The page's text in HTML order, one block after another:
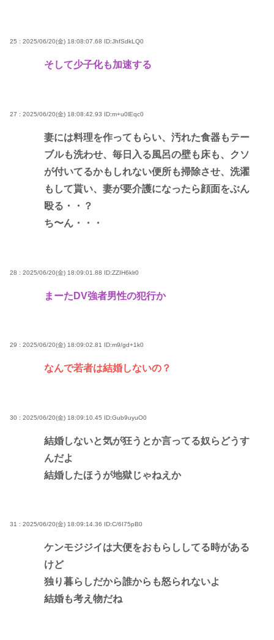
25 : 2025/06/20(金) 18:08:07.68 ID:JhfSdkLQ0
そして少子化も加速する
27 : 2025/06/20(金) 18:08:42.93 ID:m+u0lEqc0
妻には料理を作ってもらい、汚れた食器もテー
ブルも洗わせ、毎日入る風呂の壁も床も、クソ
が付いてるかもしれない便所も掃除させ、洗濯
もして貰い、妻が要介護になったら顔面をぶん
殴る・・？
ち〜ん・・・
28 : 2025/06/20(金) 18:09:01.88 ID:ZZIH6klr0
まーたDV強者男性の犯行か
29 : 2025/06/20(金) 18:09:02.81 ID:m9/gd+1k0
なんで若者は結婚しないの？
30 : 2025/06/20(金) 18:09:10.45 ID:Gub9uyuO0
結婚しないと気が狂うとか言ってる奴らどうす
んだよ
結婚したほうが地獄じゃねえか
31 : 2025/06/20(金) 18:09:14.36 ID:C/6I75pB0
ケンモジジイは大便をおもらししてる時がある
けど
独り暮らしだから誰からも怒られないよ
結婚も考え物だね